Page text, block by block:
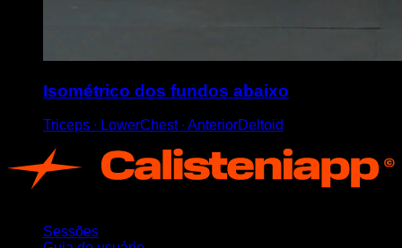
Isométrico dos fundos abaixo
Triceps ∙ LowerChest ∙ AnteriorDeltoid
Sessões